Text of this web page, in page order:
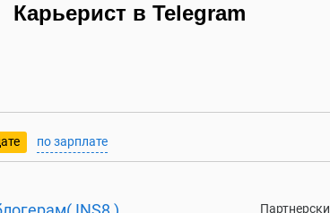
Карьерист в Telegram
по зарплате